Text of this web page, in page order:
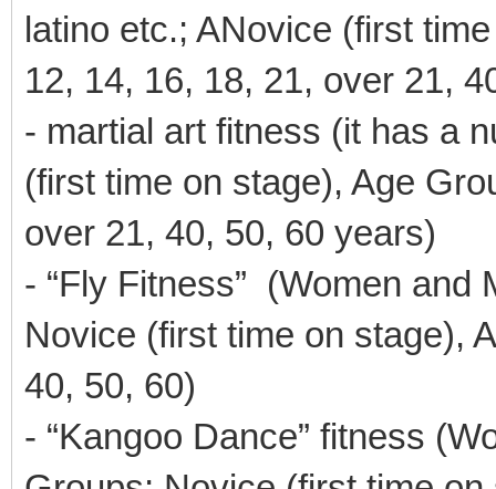
latino etc.; ANovice (first
12, 14, 16, 18, 21, over 21,
- martial art fitness (it has a
(first time on stage), Age
over 21, 40, 50, 60 years)
- “Fly Fitness” (Women and
Novice (first time on stage),
40, 50, 60)
- “Kangoo Dance” fitness